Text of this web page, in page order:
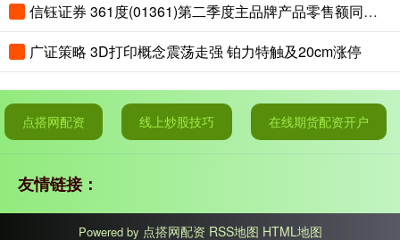
信钰证券 361度(01361)第二季度主品牌产品零售额同比取得中高单位数的正增长
广证策略 3D打印概念震荡走强 铂力特触及20cm涨停
点搭网配资 线上炒股技巧 在线期货配资开户
友情链接：
Powered by 点搭网配资 RSS地图 HTML地图